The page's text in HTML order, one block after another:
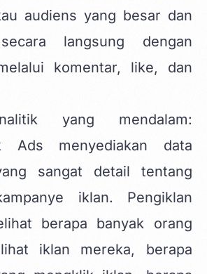
audiens yang besar dan
langsung dengan
komentar, like, dan
yang mendalam:
Ads menyediakan data
sangat detail tentang
iklan. Pengiklan
berapa banyak orang
iklan mereka, berapa